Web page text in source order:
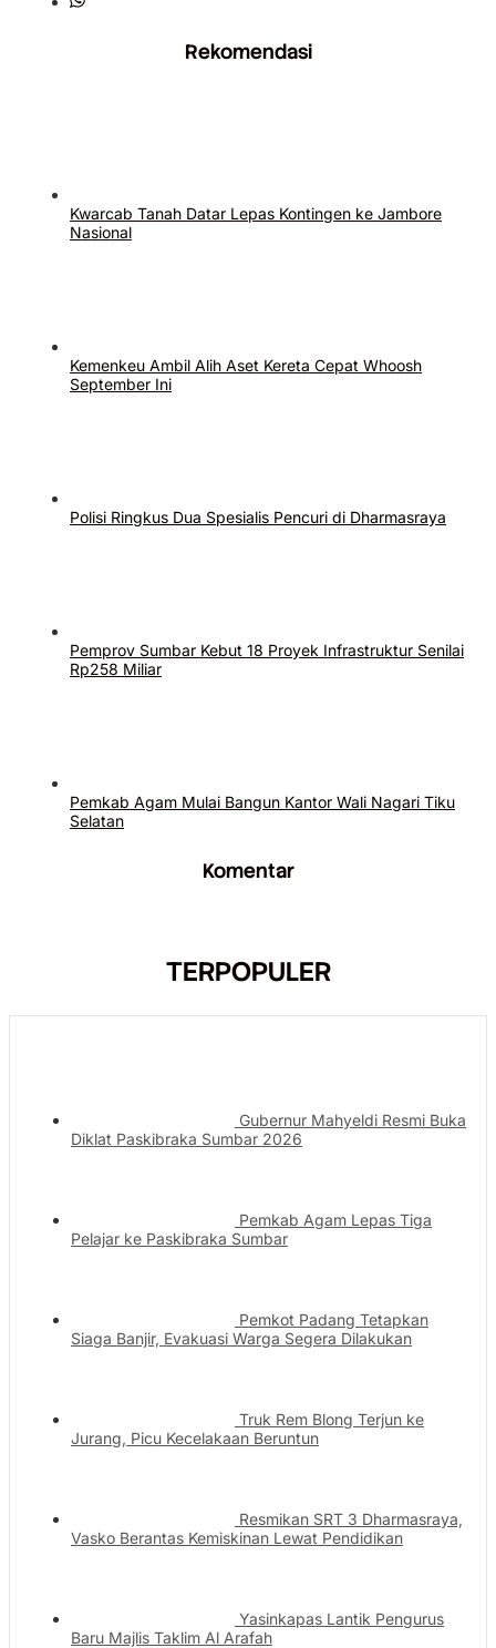
Rekomendasi
Kwarcab Tanah Datar Lepas Kontingen ke Jambore
Nasional
Kemenkeu Ambil Alih Aset Kereta Cepat Whoosh
September Ini
Polisi Ringkus Dua Spesialis Pencuri di Dharmasraya
Pemprov Sumbar Kebut 18 Proyek Infrastruktur Senilai
Rp258 Miliar
Pemkab Agam Mulai Bangun Kantor Wali Nagari Tiku
Selatan
Komentar
TERPOPULER
Gubernur Mahyeldi Resmi Buka
Diklat Paskibraka Sumbar 2026
Pemkab Agam Lepas Tiga
Pelajar ke Paskibraka Sumbar
Pemkot Padang Tetapkan
Siaga Banjir, Evakuasi Warga Segera Dilakukan
Truk Rem Blong Terjun ke
Jurang, Picu Kecelakaan Beruntun
Resmikan SRT 3 Dharmasraya,
Vasko Berantas Kemiskinan Lewat Pendidikan
Yasinkapas Lantik Pengurus
Baru Majlis Taklim Al Arafah